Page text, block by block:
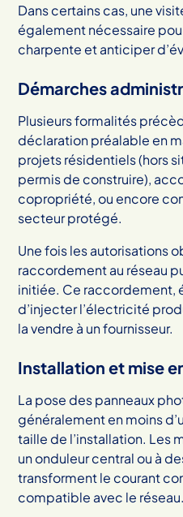
Dans certains cas, une
également nécessaire
charpente et anticiper
Démarches
Plusieurs formalités
déclaration préalable en
projets résidentiels (hors
permis de construire),
copropriété, ou encore
secteur protégé.
Une fois les autorisations
raccordement au réseau
initiée. Ce raccordement,
d’injecter l’électricité
la vendre à un fournisseur.
Installation et mise
La pose des panneaux
généralement en moins
taille de l’installation. Les
un onduleur central ou à
transforment le courant
compatible avec le réseau.